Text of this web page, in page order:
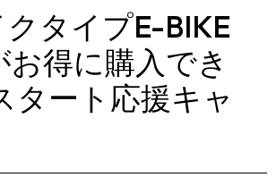
タイプE-BIKE
お得に購入でき
タート応援キャ